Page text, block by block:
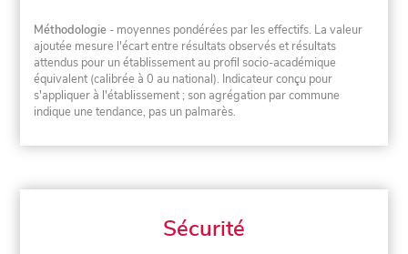
Méthodologie - moyennes pondérées par les effectifs. La valeur
ajoutée mesure l'écart entre résultats observés et résultats
attendus pour un établissement au profil socio-académique
équivalent (calibrée à 0 au national). Indicateur conçu pour
s'appliquer à l'établissement ; son agrégation par commune
indique une tendance, pas un palmarès.
Sécurité